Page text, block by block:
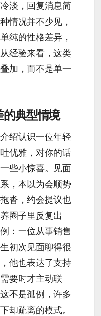
淡，回复消息简
情况并不少见，
纯的性格差异，
经验来看，这类
加，而不是单一
的典型情境
绍认识一位年轻
优雅，对你的话
些小惊喜。见面
，本以为会顺势
沓，约会提议也
圈子里反复出
：一位从事销售
初次见面聊得很
他也表达了支持
要时才主动联
不是孤例，许多
却疏离的模式。